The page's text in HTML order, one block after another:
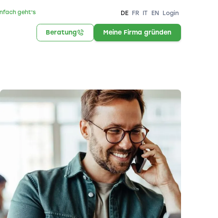
geht's DE FR IT EN Login
Beratung Meine Firma gründen